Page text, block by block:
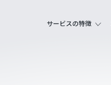
サービスの特徴